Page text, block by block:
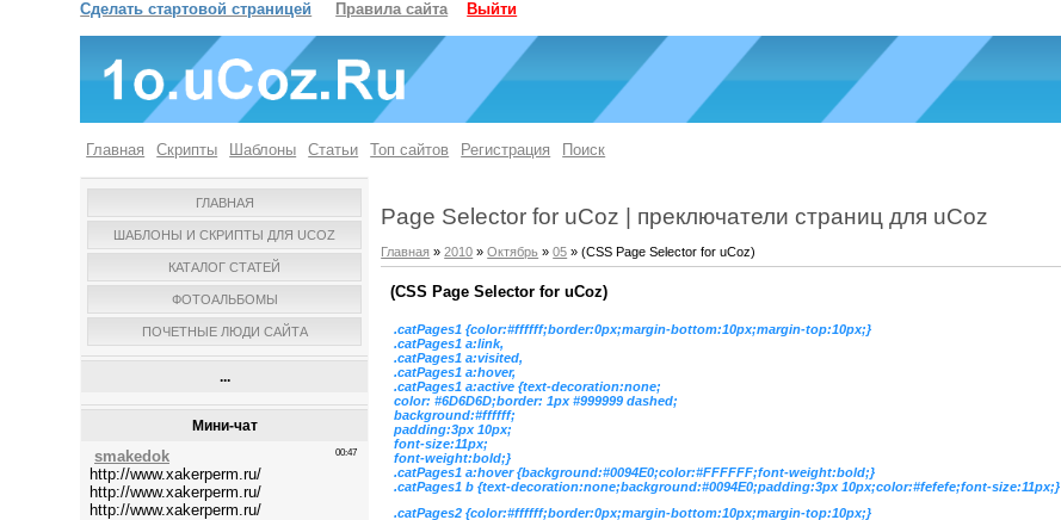
Сделать стартовой страницей Правила сайта Выйти
Главная Скрипты Шаблоны Статьи Топ сайтов Регистрация Поиск
ГЛАВНАЯ
ШАБЛОНЫ И СКРИПТЫ ДЛЯ UCOZ
КАТАЛОГ СТАТЕЙ
ФОТОАЛЬБОМЫ
ПОЧЕТНЫЕ ЛЮДИ САЙТА
...
Мини-чат
Page Selector for uCoz | преключатели страниц для uCoz
Главная »2010 » Октябрь » 05 » (CSS Page Selector for uCoz)
(CSS Page Selector for uCoz)
.catPages1 {color:#ffffff;border:0px;margin-bottom:10px;margin-top:10px;}
.catPages1 a:link,
.catPages1 a:visited,
.catPages1 a:hover,
.catPages1 a:active {text-decoration:none;
color: #6D6D6D;border: 1px #999999 dashed;
background:#ffffff;
padding:3px 10px;
font-size:11px;
font-weight:bold;}
.catPages1 a:hover {background:#0094E0;color:#FFFFFF;font-weight:bold;}
.catPages1 b {text-decoration:none;background:#0094E0;padding:3px 10px;color:#fefefe;font-size:11px;}
.catPages2 {color:#ffffff;border:0px;margin-bottom:10px;margin-top:10px;}